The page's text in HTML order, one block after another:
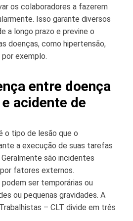
os colaboradores a fazerem
Isso garante diversos
a longo prazo e previne o
doenças, como hipertensão,
exemplo.
entre doença
acidente de
o tipo de lesão que o
a execução de suas tarefas
são incidentes
fatores externos.
ser temporárias ou
ou pequenas gravidades. A
– CLT divide em três